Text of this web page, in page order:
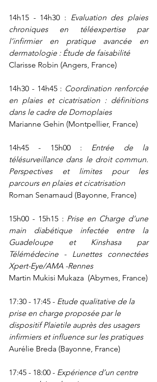
14h15 - 14h30 :
Evaluation des plaies
chroniques en téléexpertise par
l’infirmier en pratique avancée en
dermatologie : Étude de faisabilité
Clarisse Robin (Angers, France)
14h30 - 14h45 : Coordination renforcée
en plaies et cicatrisation : définitions
dans le cadre de Domoplaies
Marianne Gehin (Montpellier, France)
14h45 - 15h00 : Entrée de la
télésurveillance dans le droit commun.
Perspectives et limites pour les
parcours en plaies et cicatrisation
Roman Senamaud (Bayonne, France)
15h00 - 15h15 : Prise en Charge d’une
main diabétique infectée entre la
Guadeloupe et Kinshasa par
Télémédecine - Lunettes connectées
Xpert-Eye/AMA -Rennes
Martin Mukisi Mukaza  (Abymes, France)
17:30 - 17:45 - Etude qualitative de la
prise en charge proposée par le
dispositif Plaietile auprès des usagers
infirmiers et influence sur les pratiques
Aurélie Breda (Bayonne, France)
17:45 - 18:00 - Expérience d’un centre